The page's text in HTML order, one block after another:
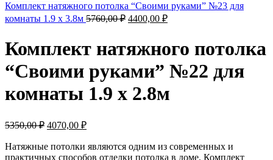
Комплект натяжного потолка “Своими руками” №23 для
комнаты 1.9 х 3.8м 5760,00₽ Первоначальная
5760,00 ₽.
4400,00 ₽Текущая
Комплект натяжного потолка
“Своими руками” №22 для
комнаты 1.9 х 2.8м
5350,00₽ Первоначальная
составляла
5350,00 ₽.
4070,00 ₽Текущая
4070,00 ₽.
Натяжные потолки являются одним из современных и
практичных способов отделки потолка в доме. Комплект